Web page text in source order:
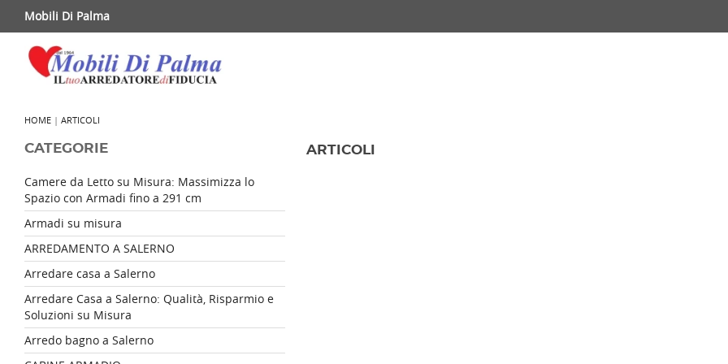
Mobili Di Palma
HOME | ARTICOLI
CATEGORIE
Camere da Letto su Misura: Massimizza lo
Spazio con Armadi fino a 291 cm
Armadi su misura
ARREDAMENTO A SALERNO
Arredare casa a Salerno
Arredare Casa a Salerno: Qualità, Risparmio e
Soluzioni su Misura
Arredo bagno a Salerno
ARTICOLI